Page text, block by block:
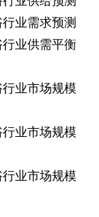
业需求预测
业供需平衡
业市场规模
业市场规模
业市场规模